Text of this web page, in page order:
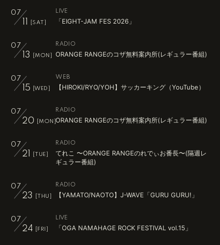
07
[SAT]
LIVE
「EIGHT-JAM FES 2026」
07
13 [MON]
RADIO
ORANGE RANGEのコザ無料案内所(レギュラー番組)
07
15 [WED]
WEB
【HIROKI/RYO/YOH】サッカーキング（YouTube）
07
20 [MON]
RADIO
ORANGE RANGEのコザ無料案内所(レギュラー番組)
07
21 [TUE]
RADIO
てれこ 〜ORANGE RANGEのれでぃお番長〜(隔週レ
ギュラー番組)
07
23 [THU]
RADIO
【YAMATO/NAOTO】J-WAVE「GURU GURU!」
07
24 [FRI]
LIVE
「OGA NAMAHAGE ROCK FESTIVAL vol.15」